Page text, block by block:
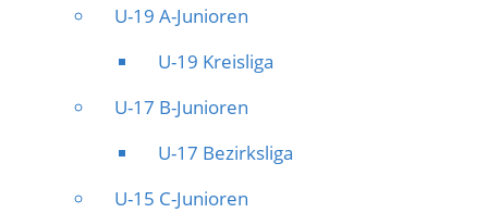
U-19 A-Junioren
U-19 Kreisliga
U-17 B-Junioren
U-17 Bezirksliga
U-15 C-Junioren